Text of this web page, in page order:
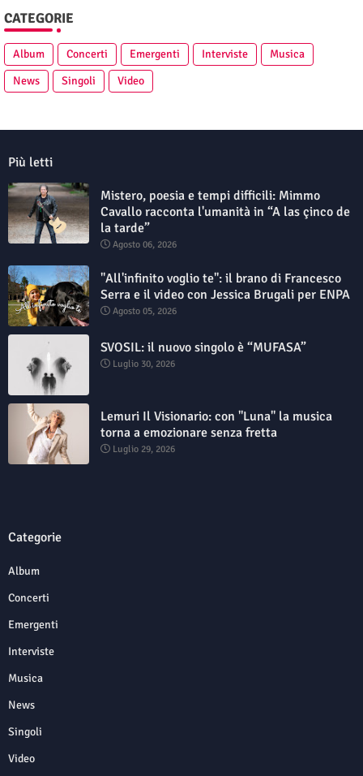
CATEGORIE
Album Concerti Emergenti Interviste
Musica
News
Singoli Video
Più letti
Mistero, poesia e tempi difficili: Mimmo
Cavallo racconta l'umanità in “A las çinco de
la tarde”
Agosto 06, 2026
"All'infinito voglio te": il brano di Francesco
Serra e il video con Jessica Brugali per ENPA
Agosto 05, 2026
SVOSIL: il nuovo singolo è “MUFASA”
Luglio 30, 2026
Lemuri Il Visionario: con "Luna" la musica
torna a emozionare senza fretta
Luglio 29, 2026
Categorie
Album
Concerti
Emergenti
Interviste
Musica
News
Singoli
Video